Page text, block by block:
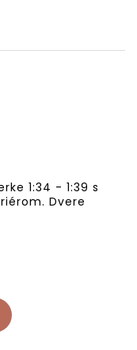
1:34 - 1:39 s
Dvere